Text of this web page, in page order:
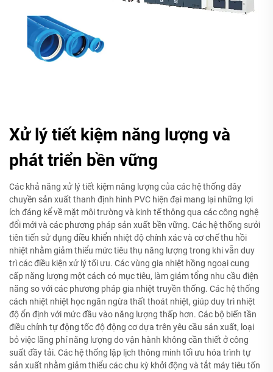
Xử lý tiết kiệm năng lượng và
phát triển bền vững
Các khả năng xử lý tiết kiệm năng lượng của các hệ thống dây
chuyền sản xuất thanh định hình PVC hiện đại mang lại những lợi
ích đáng kể về mặt môi trường và kinh tế thông qua các công nghệ
đổi mới và các phương pháp sản xuất bền vững. Các hệ thống sưởi
tiên tiến sử dụng điều khiển nhiệt độ chính xác và cơ chế thu hồi
nhiệt nhằm giảm thiểu mức tiêu thụ năng lượng trong khi vẫn duy
trì các điều kiện xử lý tối ưu. Các vùng gia nhiệt hồng ngoại cung
cấp năng lượng một cách có mục tiêu, làm giảm tổng nhu cầu điện
năng so với các phương pháp gia nhiệt truyền thống. Các hệ thống
cách nhiệt nhiệt học ngăn ngừa thất thoát nhiệt, giúp duy trì nhiệt
độ ổn định với mức đầu vào năng lượng thấp hơn. Các bộ biến tần
điều chỉnh tự động tốc độ động cơ dựa trên yêu cầu sản xuất, loại
bỏ việc lãng phí năng lượng do vận hành không cần thiết ở công
suất đầy tải. Các hệ thống lập lịch thông minh tối ưu hóa trình tự
sản xuất nhằm giảm thiểu các chu kỳ khởi động và tắt máy tiêu tốn